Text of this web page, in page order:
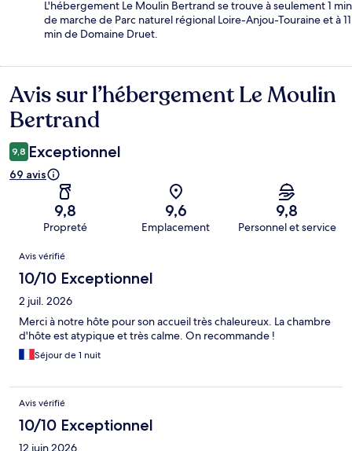
L'hébergement Le Moulin Bertrand se trouve à seulement 1 min
de marche de Parc naturel régional Loire-Anjou-Touraine et à 11
min de Domaine Druet.
Avis
Avis sur l’hébergement Le Moulin
Bertrand
9,8 Exceptionnel
69 avis
9,8
Propreté
9,6
Emplacement
9,8
Personnel et service
Avis
Avis vérifié
10/10 Exceptionnel
2 juil. 2026
Merci à notre hôte pour son accueil très chaleureux. La chambre
d'hôte est atypique et très calme. On recommande !
Séjour de 1 nuit
Avis vérifié
10/10 Exceptionnel
12 juin 2026